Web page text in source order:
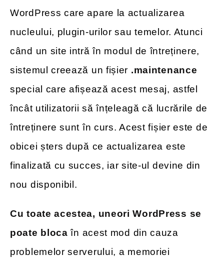
WordPress care apare la actualizarea
nucleului, plugin-urilor sau temelor. Atunci
când un site intră în modul de întreținere,
sistemul creează un fișier .maintenance
special care afișează acest mesaj, astfel
încât utilizatorii să înțeleagă că lucrările de
întreținere sunt în curs. Acest fișier este de
obicei șters după ce actualizarea este
finalizată cu succes, iar site-ul devine din
nou disponibil.
Cu toate acestea, uneori WordPress se
poate bloca în acest mod din cauza
problemelor serverului, a memoriei